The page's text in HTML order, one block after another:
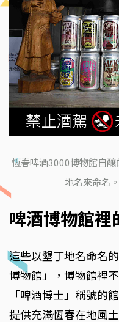
恆春啤酒3000博物館自
地名來命名
啤酒博物館裡
這些以墾丁地名命名
博物館」，博物館裡
「啤酒博士」稱號的
提供充滿恆春在地風